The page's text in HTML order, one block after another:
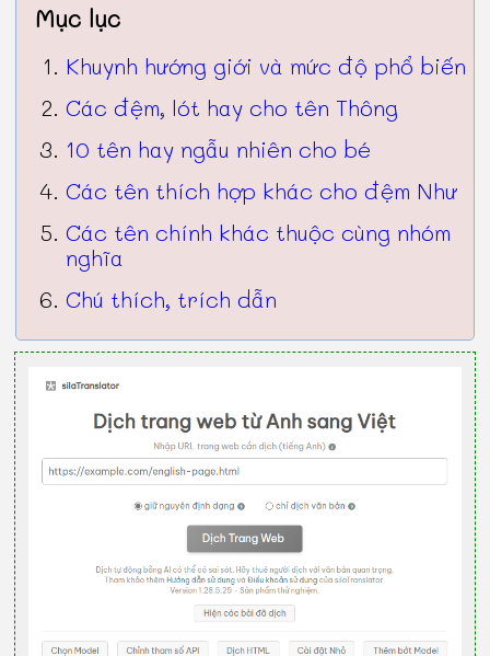
Mục lục
Khuynh hướng giới và mức độ phổ biến
Các đệm, lót hay cho tên Thông
10 tên hay ngẫu nhiên cho bé
Các tên thích hợp khác cho đệm Như
Các tên chính khác thuộc cùng nhóm
nghĩa
Chú thích, trích dẫn